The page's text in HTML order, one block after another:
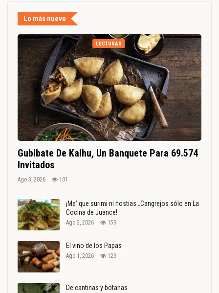
Lo más nuevo
LECTURAS
Gubibate De Kalhu, Un Banquete Para 69.574
Invitados
Ago 3, 2026 101
¡Ma’ que surimi ni hostias…Cangrejos sólo en La
Cocina de Juance!
Ago 2, 2026 159
El vino de los Papas
Ago 1, 2026 129
De cantinas y botanas